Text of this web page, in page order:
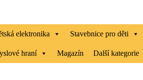
elektronika Stavebnice pro děti
hraní Magazín Další kategorie